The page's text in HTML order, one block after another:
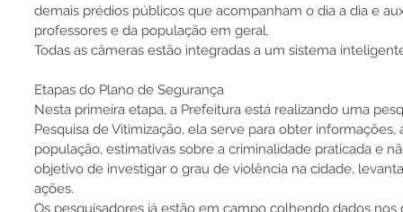
demais prédios públicos que acompanham o dia a dia e
professores e da população em geral.
Todas as câmeras estão integradas a um sistema
Etapas do Plano de Segurança
Nesta primeira etapa, a Prefeitura está realizando uma
Pesquisa de Vitimização, ela serve para obter
população, estimativas sobre a criminalidade praticada e
objetivo de investigar o grau de violência na cidade,
ações.
Os pesquisadores já estão em campo colhendo dados nos